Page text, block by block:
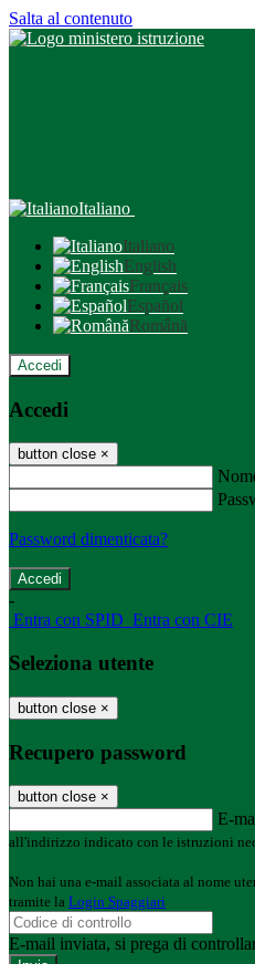
Salta al contenuto
Italiano
Italiano
English
Français
Español
Română
Accedi
Accedi
button close ×
Password dimenticata?
-
Entra con SPID Entra con CIE
Seleziona utente
button close ×
Recupero password
button close ×
E-
all'indirizzo indicato con le istruzioni
Non hai una e-mail associata al nome
tramite la Login Spaggiari
E-mail inviata, si prega di